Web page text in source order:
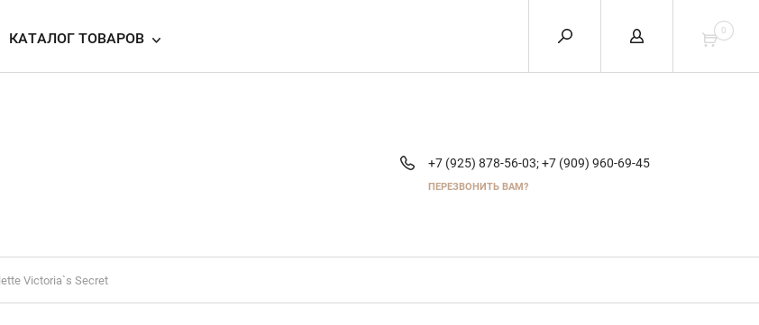
0
КАТАЛОГ ТОВАРОВ
+7 (925) 878-56-03;+7 (909) 960-69-45
ПЕРЕЗВОНИТЬ ВАМ?
Victoria`s Secret